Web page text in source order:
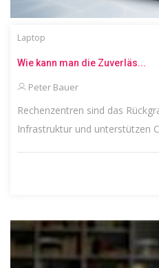
Laptop
Wie kann man die Zuverläs...
Peter Bauer
Rechenzentren sind das
Infrastruktur und unterstützen